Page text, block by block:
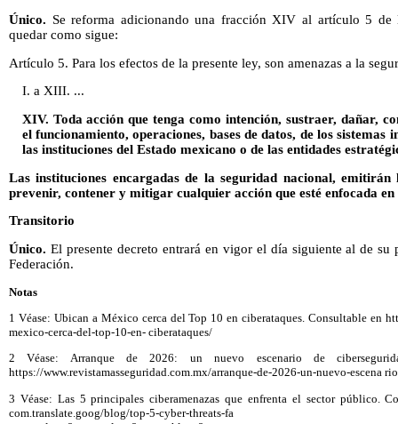
Único. Se reforma adicionando una fracción XIV al artículo 5 de
quedar como sigue:
Artículo 5. Para los efectos de la presente ley, son amenazas a la
I. a XIII. ...
XIV. Toda acción que tenga como intención, sustraer, dañar,
el funcionamiento, operaciones, bases de datos, de los
las instituciones del Estado mexicano o de las entidades
Las instituciones encargadas de la seguridad nacional,
prevenir, contener y mitigar cualquier acción que esté enfocada
Transitorio
Único. El presente decreto entrará en vigor el día siguiente al de
Federación.
Notas
1 Véase: Ubican a México cerca del Top 10 en ciberataques. Consultable en
mexico-cerca-del-top-10-en- ciberataques/
2 Véase: Arranque de 2026: un nuevo escenario de
https://www.revistamasseguridad.com.mx/arranque-de-2026-un-nuevo-escena
3 Véase: Las 5 principales ciberamenazas que enfrenta el sector público.
com.translate.goog/blog/top-5-cyber-threats-